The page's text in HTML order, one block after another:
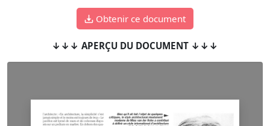
Obtenir ce document
↓↓↓ APERÇU DU DOCUMENT ↓↓↓